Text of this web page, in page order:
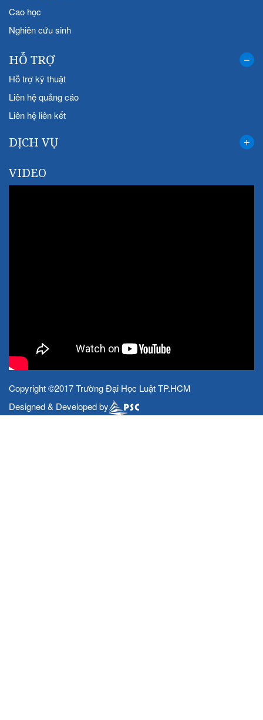
Cao học
Nghiên cứu sinh
HỖ TRỢ
Hỗ trợ kỹ thuật
Liên hệ quảng cáo
Liên hệ liên kết
DỊCH VỤ
VIDEO
Copyright ©2017 Trường Đại Học Luật TP.HCM
Designed & Developed by